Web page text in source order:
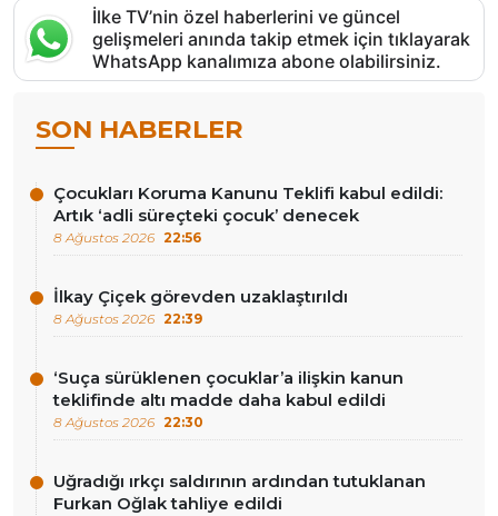
İlke TV’nin özel haberlerini ve güncel
gelişmeleri anında takip etmek için tıklayarak
WhatsApp kanalımıza abone olabilirsiniz.
SON HABERLER
Çocukları Koruma Kanunu Teklifi kabul edildi:
Artık ‘adli süreçteki çocuk’ denecek
8 Ağustos 2026 22:56
İlkay Çiçek görevden uzaklaştırıldı
8 Ağustos 2026 22:39
‘Suça sürüklenen çocuklar’a ilişkin kanun
teklifinde altı madde daha kabul edildi
8 Ağustos 2026 22:30
Uğradığı ırkçı saldırının ardından tutuklanan
Furkan Oğlak tahliye edildi